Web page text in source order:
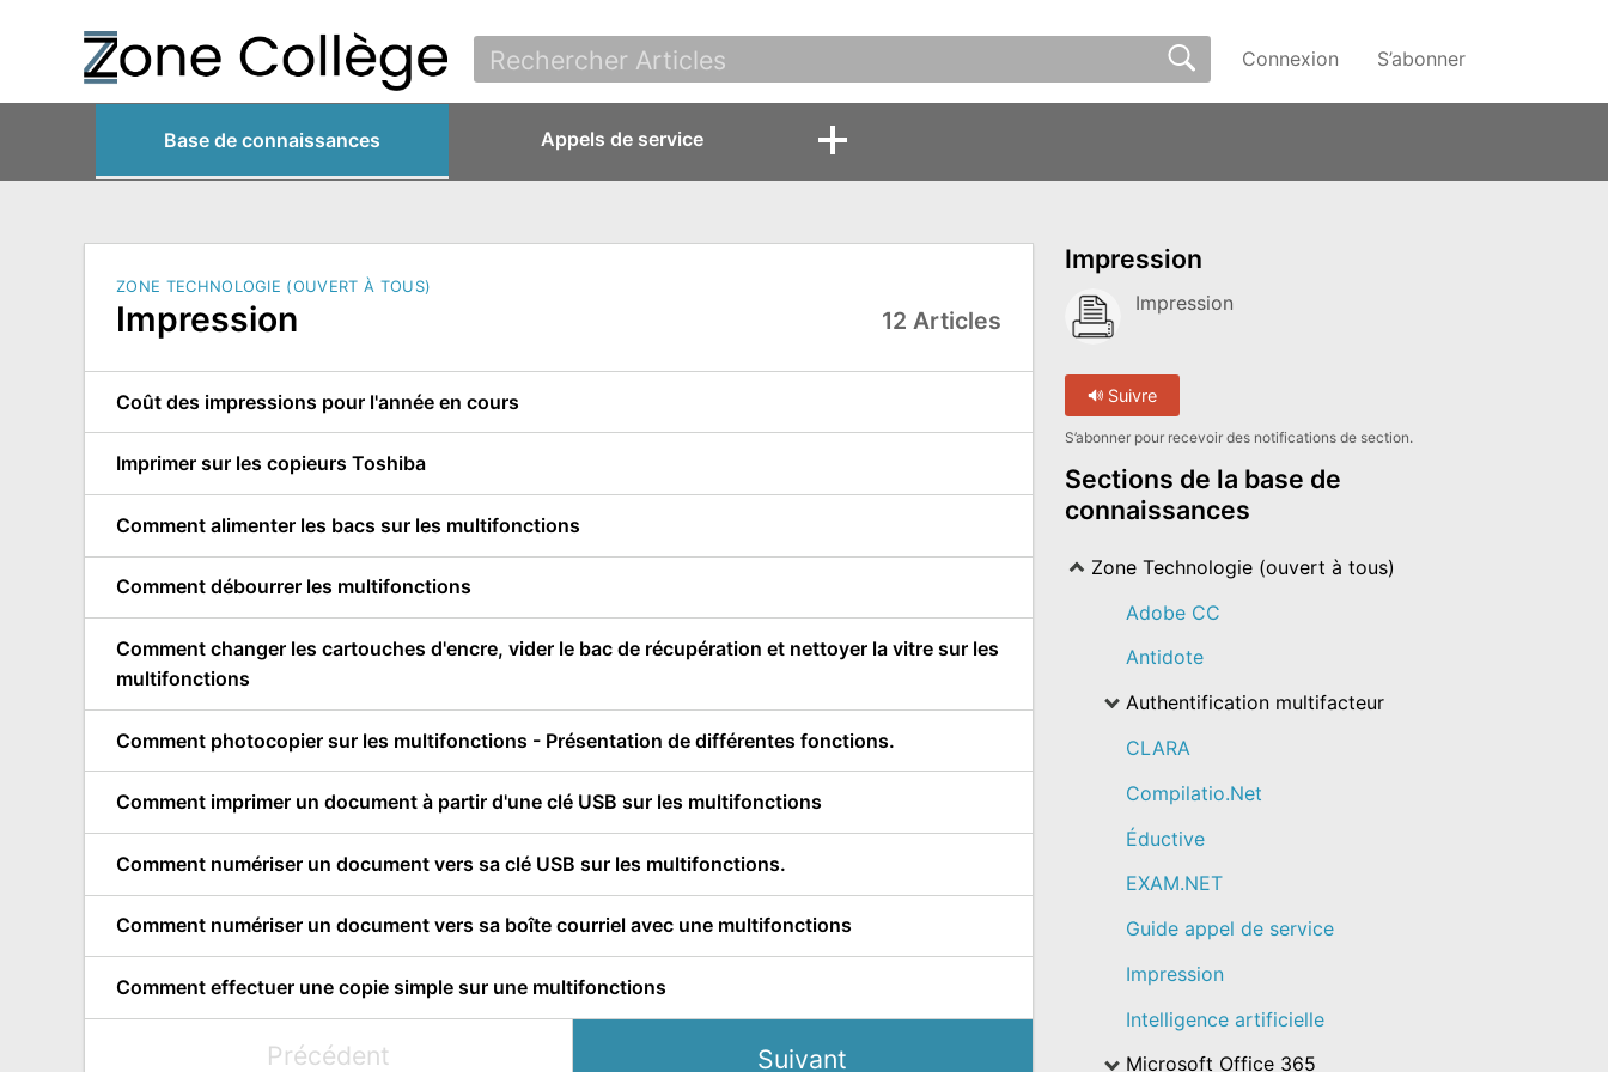
Connexion S’abonner
Base de connaissances Appels de service
ZONE TECHNOLOGIE (OUVERT À TOUS)
Impression 12 Articles
Coût des impressions pour l'année en cours
Imprimer sur les copieurs Toshiba
Comment alimenter les bacs sur les multifonctions
Comment débourrer les multifonctions
Comment changer les cartouches d'encre, vider le bac de récupération et nettoyer la vitre sur les
multifonctions
Comment photocopier sur les multifonctions - Présentation de différentes fonctions.
Comment imprimer un document à partir d'une clé USB sur les multifonctions
Comment numériser un document vers sa clé USB sur les multifonctions.
Comment numériser un document vers sa boîte courriel avec une multifonctions
Comment effectuer une copie simple sur une multifonctions
Précédent Suivant
Impression
Impression
Suivre
S’abonner pour recevoir des notifications de section.
Sections de la base de
connaissances
Zone Technologie (ouvert à tous)
Adobe CC
Antidote
Authentification multifacteur
CLARA
Compilatio.Net
Éductive
EXAM.NET
Guide appel de service
Impression
Intelligence artificielle
Microsoft Office 365